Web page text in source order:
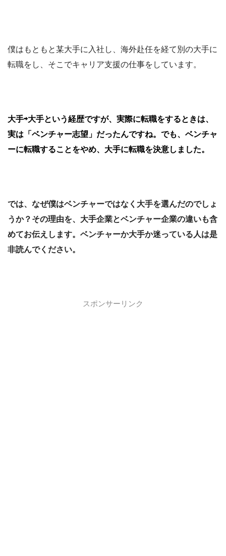
僕はもともと某大手に入社し、海外赴任を経て別の大手に
転職をし、そこでキャリア支援の仕事をしています。
大手⇨大手という経歴ですが、実際に転職をするときは、
実は「ベンチャー志望」だったんですね。でも、ベンチャ
ーに転職することをやめ、大手に転職を決意しました。
では、なぜ僕はベンチャーではなく大手を選んだのでしょ
うか？その理由を、大手企業とベンチャー企業の違いも含
めてお伝えします。 ベンチャーか大手か迷っている人は是
非読んでください。
スポンサーリンク